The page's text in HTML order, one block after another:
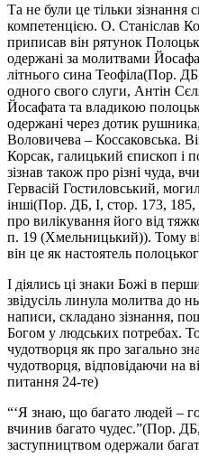
Та не були це тільки зізнання
компетенцією. О. Станіслав
приписав він рятунок
одержані за молитвами
літнього сина Теофіла(Пор.
одного свого слуги, Антін
Йосафата та владикою
одержані через дотик
Воловичева – Коссаковська.
Корсак, галицький єпископ і
зізнав також про різні чуда,
Гервасій Гостиловський,
інші(Пор. ДБ, І, стор. 173,
про вилікування його від
п. 19 (Хмельницький)). Тому
він це як настоятель
І діялись ці знаки Божі в
звідусіль линула молитва до
написи, складано зізнання,
Богом у людських потребах.
чудотворця як про загально
чудотворця, відповідаючи на
питання 24-те)
“‘Я знаю, що багато людей –
вчинив багато чудес.”(Пор.
заступництвом одержали